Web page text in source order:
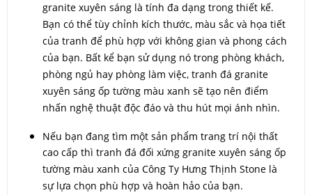
granite xuyên sáng là tính đa dạng trong thiết kế.
Bạn có thể tùy chỉnh kích thước, màu sắc và họa tiết
của tranh để phù hợp với không gian và phong cách
của bạn. Bất kể bạn sử dụng nó trong phòng khách,
phòng ngủ hay phòng làm việc, tranh đá granite
xuyên sáng ốp tường màu xanh sẽ tạo nên điểm
nhấn nghệ thuật độc đáo và thu hút mọi ánh nhìn.
Nếu bạn đang tìm một sản phẩm trang trí nội thất
cao cấp thì tranh đá đối xứng granite xuyên sáng ốp
tường màu xanh của Công Ty Hưng Thịnh Stone là
sự lựa chọn phù hợp và hoàn hảo của bạn.